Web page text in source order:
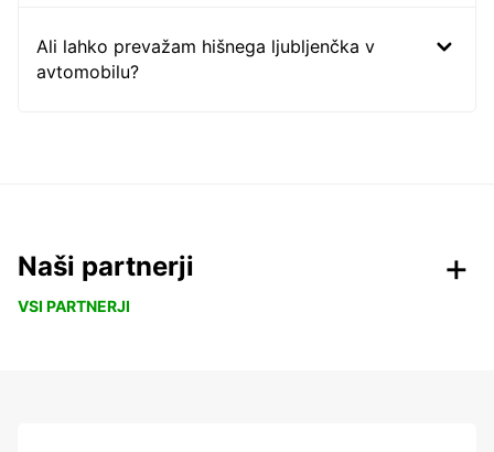
Ali lahko prevažam hišnega ljubljenčka v
avtomobilu?
Naši partnerji
VSI PARTNERJI